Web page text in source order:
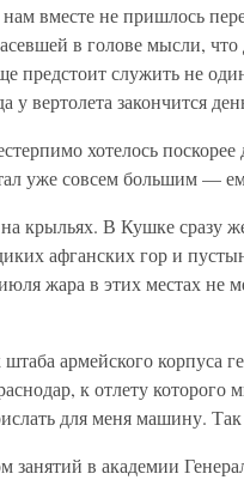
вместе не пришлось
в голове мысли,
предстоит служить не
у вертолета закончится
хотелось
уже совсем большим —
крыльях. В Кушке сразу
афганских гор и
жара в этих местах не
армейского корпуса
к отлету которого
для меня машину. Так
занятий в академии